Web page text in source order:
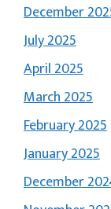
December
July 2025
April 2025
March 2025
February 2025
January 2025
December